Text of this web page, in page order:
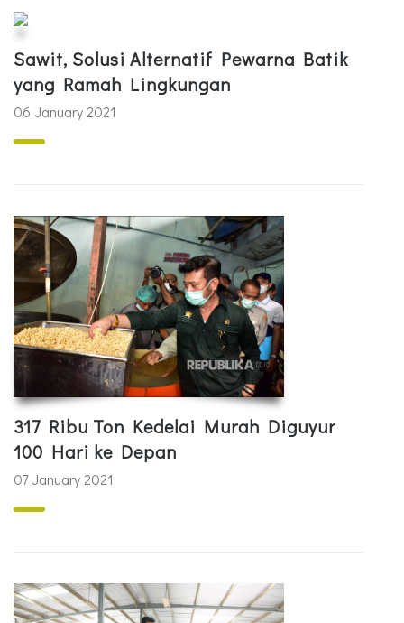
Sawit, Solusi Alternatif Pewarna Batik
yang Ramah Lingkungan
06 January 2021
317 Ribu Ton Kedelai Murah Diguyur
100 Hari ke Depan
07 January 2021